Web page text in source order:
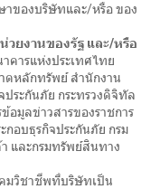
าของบริษัทและ/หรือ ของ
วยงานของรัฐ และ/หรือ
คารแห่งประเทศไทย
ดหลักทรัพย์ สำนักงาน
ประกันภัย กระทรวงดิจิทัล
อมูลข่าวสารของราชการ
กอบธุรกิจประกันภัย กรม
และกรมทรัพย์สินทาง
มวิชาชีพที่บริษัทเป็น